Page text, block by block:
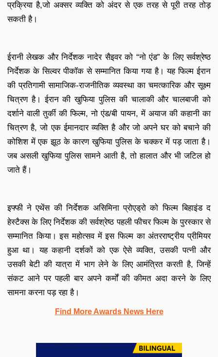
प्रक्रिया है,जो अक्‍सर व्‍यक्ति को अंदर से एक तरह से पूरी तरह तोड़
सकती है।
ईरानी लेखक और निर्देशक नादेर सैइवर को “नो एंड” के लिए सर्वश्रेष्ठ
निर्देशक के सिल्वर पीकॉक से सम्मानित किया गया है। यह फिल्म ईरान
की प्रतिगामी सामाजिक-राजनीतिक व्यवस्था का चमत्‍कारिक और सूक्ष्म
चित्रण है। ईरान की खुफिया पुलिस की चालाकी और चालबाजी को
दर्शाने वाली तुर्की की फिल्म, नो एंड/बी पायन, में अयाज की कहानी का
चित्रण है, जो एक ईमानदार व्यक्ति है और जो अपने घर को बचाने की
कोशिश में एक झूठ के कारण खुफिया पुलिस के चक्‍कर में पड़ जाता है।
जब असली खुफिया पुलिस सामने आती है, तो हालात और भी जटिल हो
जाते हैं।
इफ्फी ने एथेंस की निर्देशक असिमिना प्रोएड्रो को फिल्म बिहाइंड द
हेस्टैक्स के लिए निर्देशक की सर्वश्रेष्ठ पहली फीचर फिल्म के पुरस्कार से
सम्मानित किया। इस महोत्सव में इस फिल्म का अंतरराष्ट्रीय प्रीमियर
हुआ था। यह कहानी दर्शकों को एक ऐसे व्यक्ति, उसकी पत्नी और
उसकी बेटी की यात्रा में भाग लेने के लिए आमंत्रित करती है, जिन्हें
संकट आने पर पहली बार अपने कर्मों की कीमत अदा करने के लिए
सामना करना पड़ रहा है।
Find More Awards News Here